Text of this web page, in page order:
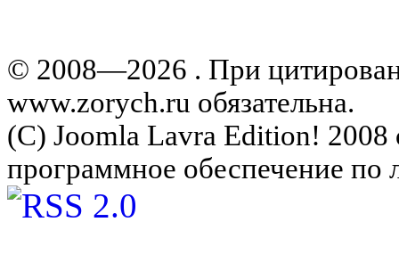
© 2008—2026 . При
www.zorych.ru обязательна.
(C) Joomla Lavra Edition! 2008
программное обеспечение по